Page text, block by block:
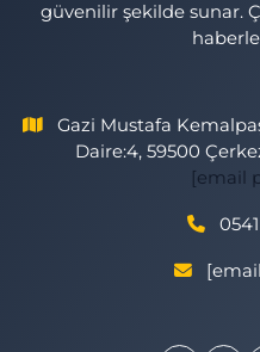
güvenilir şekilde sunar.
Gazi Mustafa
Daire:4, 59500
[email